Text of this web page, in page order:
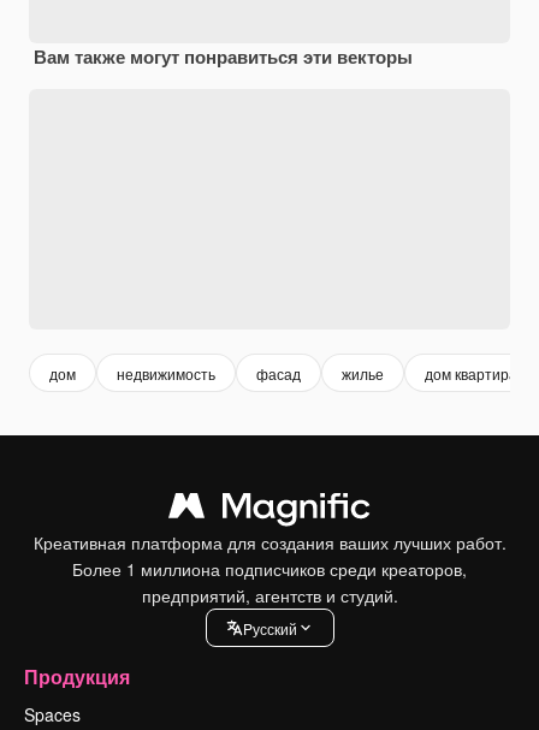
Вам также могут понравиться эти векторы
дом недвижимость фасад жилье дом квартира
Креативная платформа для создания ваших лучших работ.
Более 1 миллиона подписчиков среди креаторов,
предприятий, агентств и студий.
Pусский
Продукция
Spaces